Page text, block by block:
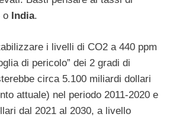
o India.
i livelli di CO2 a 440 ppm
di pericolo” dei 2 gradi di
circa 5.100 miliardi dollari
attuale) nel periodo 2011-2020 e
dal 2021 al 2030, a livello